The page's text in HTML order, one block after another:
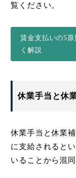
覧ください。
賃金支払いの5
く解説
休業手当と休
休業手当と休業
に支給されると
いることから混